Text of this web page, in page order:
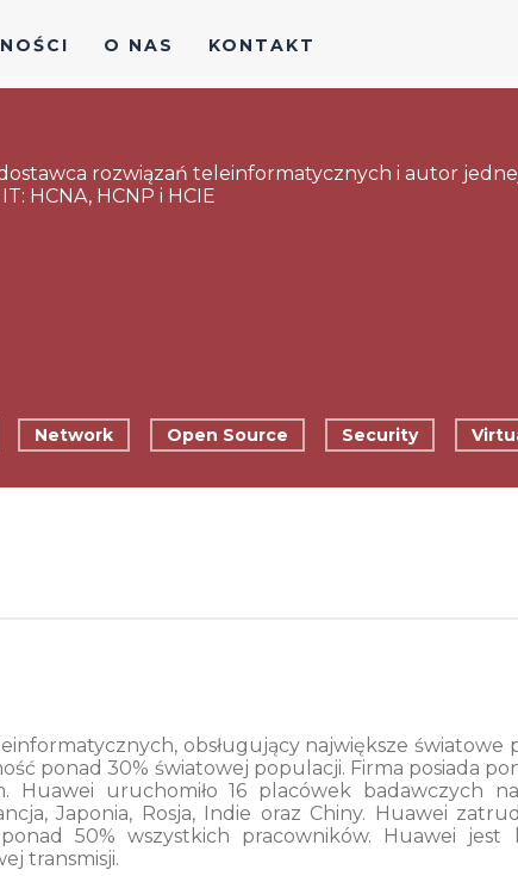
O NAS KONTAKT
rozwiązań teleinformatycznych i autor
HCNA, HCNP i HCIE
Network Open Source Security
obsługujący największe światowe
ponad 30% światowej populacji. Firma posiada
uruchomiło 16 placówek badawczych
Japonia, Rosja, Indie oraz Chiny. Huawei
50% wszystkich pracowników. Huawei
transmisji.